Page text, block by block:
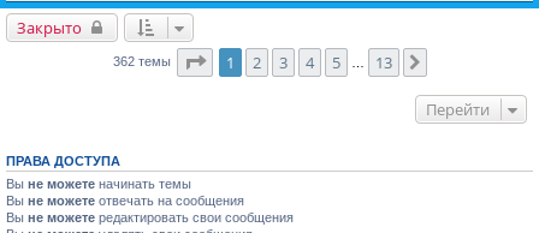
Закрыто
362 темы Страница1 из
1 2 3 4 5 13
Перейти
ПРАВА ДОСТУПА
Вы не можете начинать темы
Вы не можете отвечать на сообщения
Вы не можете редактировать свои сообщения